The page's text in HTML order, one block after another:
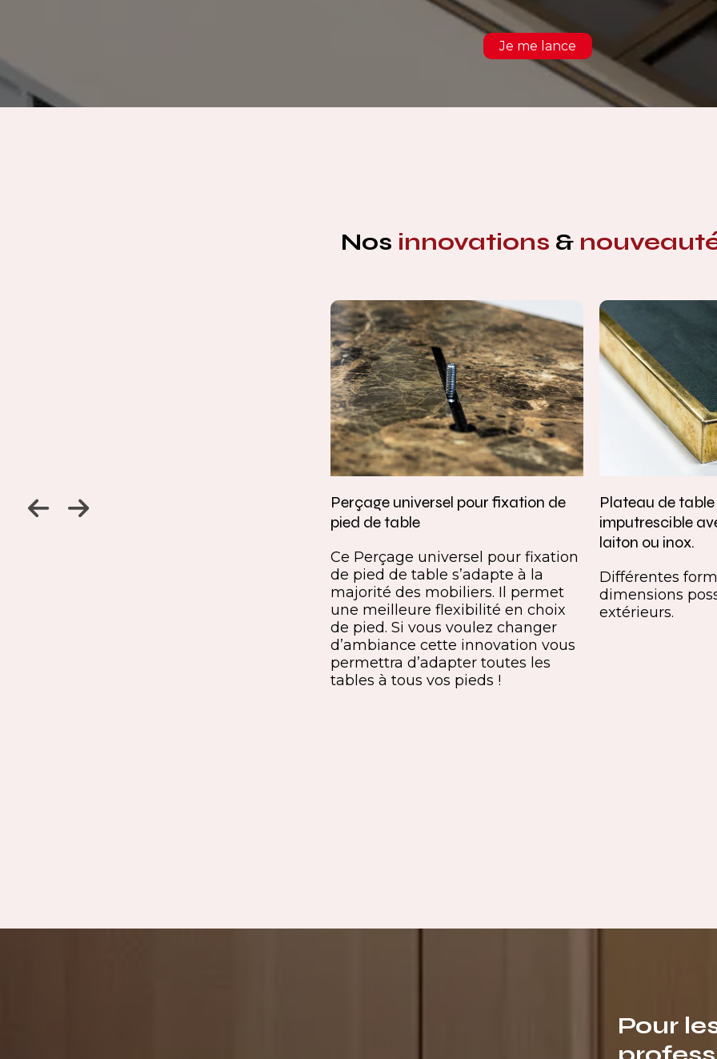
Je me lance
Nos innovations &
Jambage à 45
Perçage universel pour fixation de
pied de table
Ce Perçage universel pour fixation
de pied de table s’adapte à la
majorité des mobiliers. Il permet
une meilleure flexibilité en choix
de pied. Si vous voulez changer
d’ambiance cette innovation vous
permettra d’adapter toutes les
tables à tous vos pieds !
Plateau de
imputrescible
laiton ou inox.
Différentes
dimensions
extérieurs.
Pour